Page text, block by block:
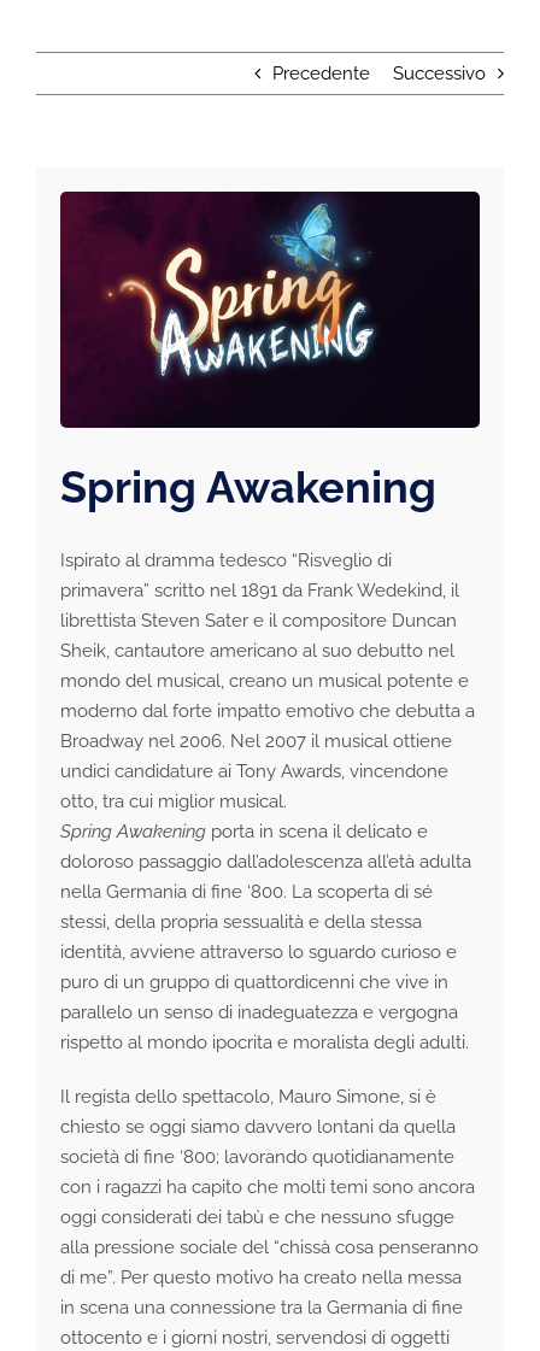
Precedente Successivo
Spring Awakening
Ispirato al dramma tedesco “Risveglio di
primavera” scritto nel 1891 da Frank Wedekind, il
librettista Steven Sater e il compositore Duncan
Sheik, cantautore americano al suo debutto nel
mondo del musical, creano un musical potente e
moderno dal forte impatto emotivo che debutta a
Broadway nel 2006. Nel 2007 il musical ottiene
undici candidature ai Tony Awards, vincendone
otto, tra cui miglior musical.
Spring Awakening porta in scena il delicato e
doloroso passaggio dall’adolescenza all’età adulta
nella Germania di fine ‘800. La scoperta di sé
stessi, della propria sessualità e della stessa
identità, avviene attraverso lo sguardo curioso e
puro di un gruppo di quattordicenni che vive in
parallelo un senso di inadeguatezza e vergogna
rispetto al mondo ipocrita e moralista degli adulti.
Il regista dello spettacolo, Mauro Simone, si è
chiesto se oggi siamo davvero lontani da quella
società di fine ‘800; lavorando quotidianamente
con i ragazzi ha capito che molti temi sono ancora
oggi considerati dei tabù e che nessuno sfugge
alla pressione sociale del “chissà cosa penseranno
di me”. Per questo motivo ha creato nella messa
in scena una connessione tra la Germania di fine
ottocento e i giorni nostri, servendosi di oggetti